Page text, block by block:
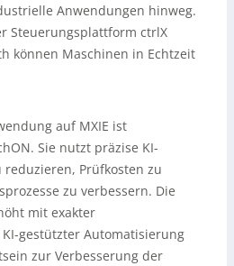
Anwendungen hinweg.
Steuerungsplattform ctrlX
können Maschinen in Echtzeit
auf MXIE ist
Sie nutzt präzise KI-
reduzieren, Prüfkosten zu
zu verbessern. Die
mit exakter
gestützter Automatisierung
zur Verbesserung der